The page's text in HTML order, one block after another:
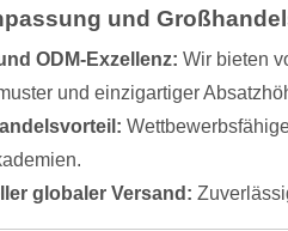
und
ODM-Exzellenz: Wir bieten
und einzigartiger
globaler Versand: